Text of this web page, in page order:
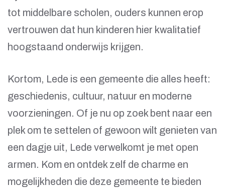
tot middelbare scholen, ouders kunnen erop
vertrouwen dat hun kinderen hier kwalitatief
hoogstaand onderwijs krijgen.
Kortom, Lede is een gemeente die alles heeft:
geschiedenis, cultuur, natuur en moderne
voorzieningen. Of je nu op zoek bent naar een
plek om te settelen of gewoon wilt genieten van
een dagje uit, Lede verwelkomt je met open
armen. Kom en ontdek zelf de charme en
mogelijkheden die deze gemeente te bieden